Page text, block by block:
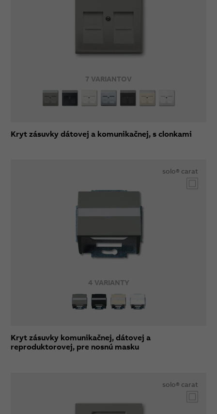
7 VARIANTOV
Kryt zásuvky dátovej a komunikačnej, s clonkami
4 VARIANTY
solo® carat
Kryt zásuvky komunikačnej, dátovej a
reproduktorovej, pre nosnú masku
solo® carat